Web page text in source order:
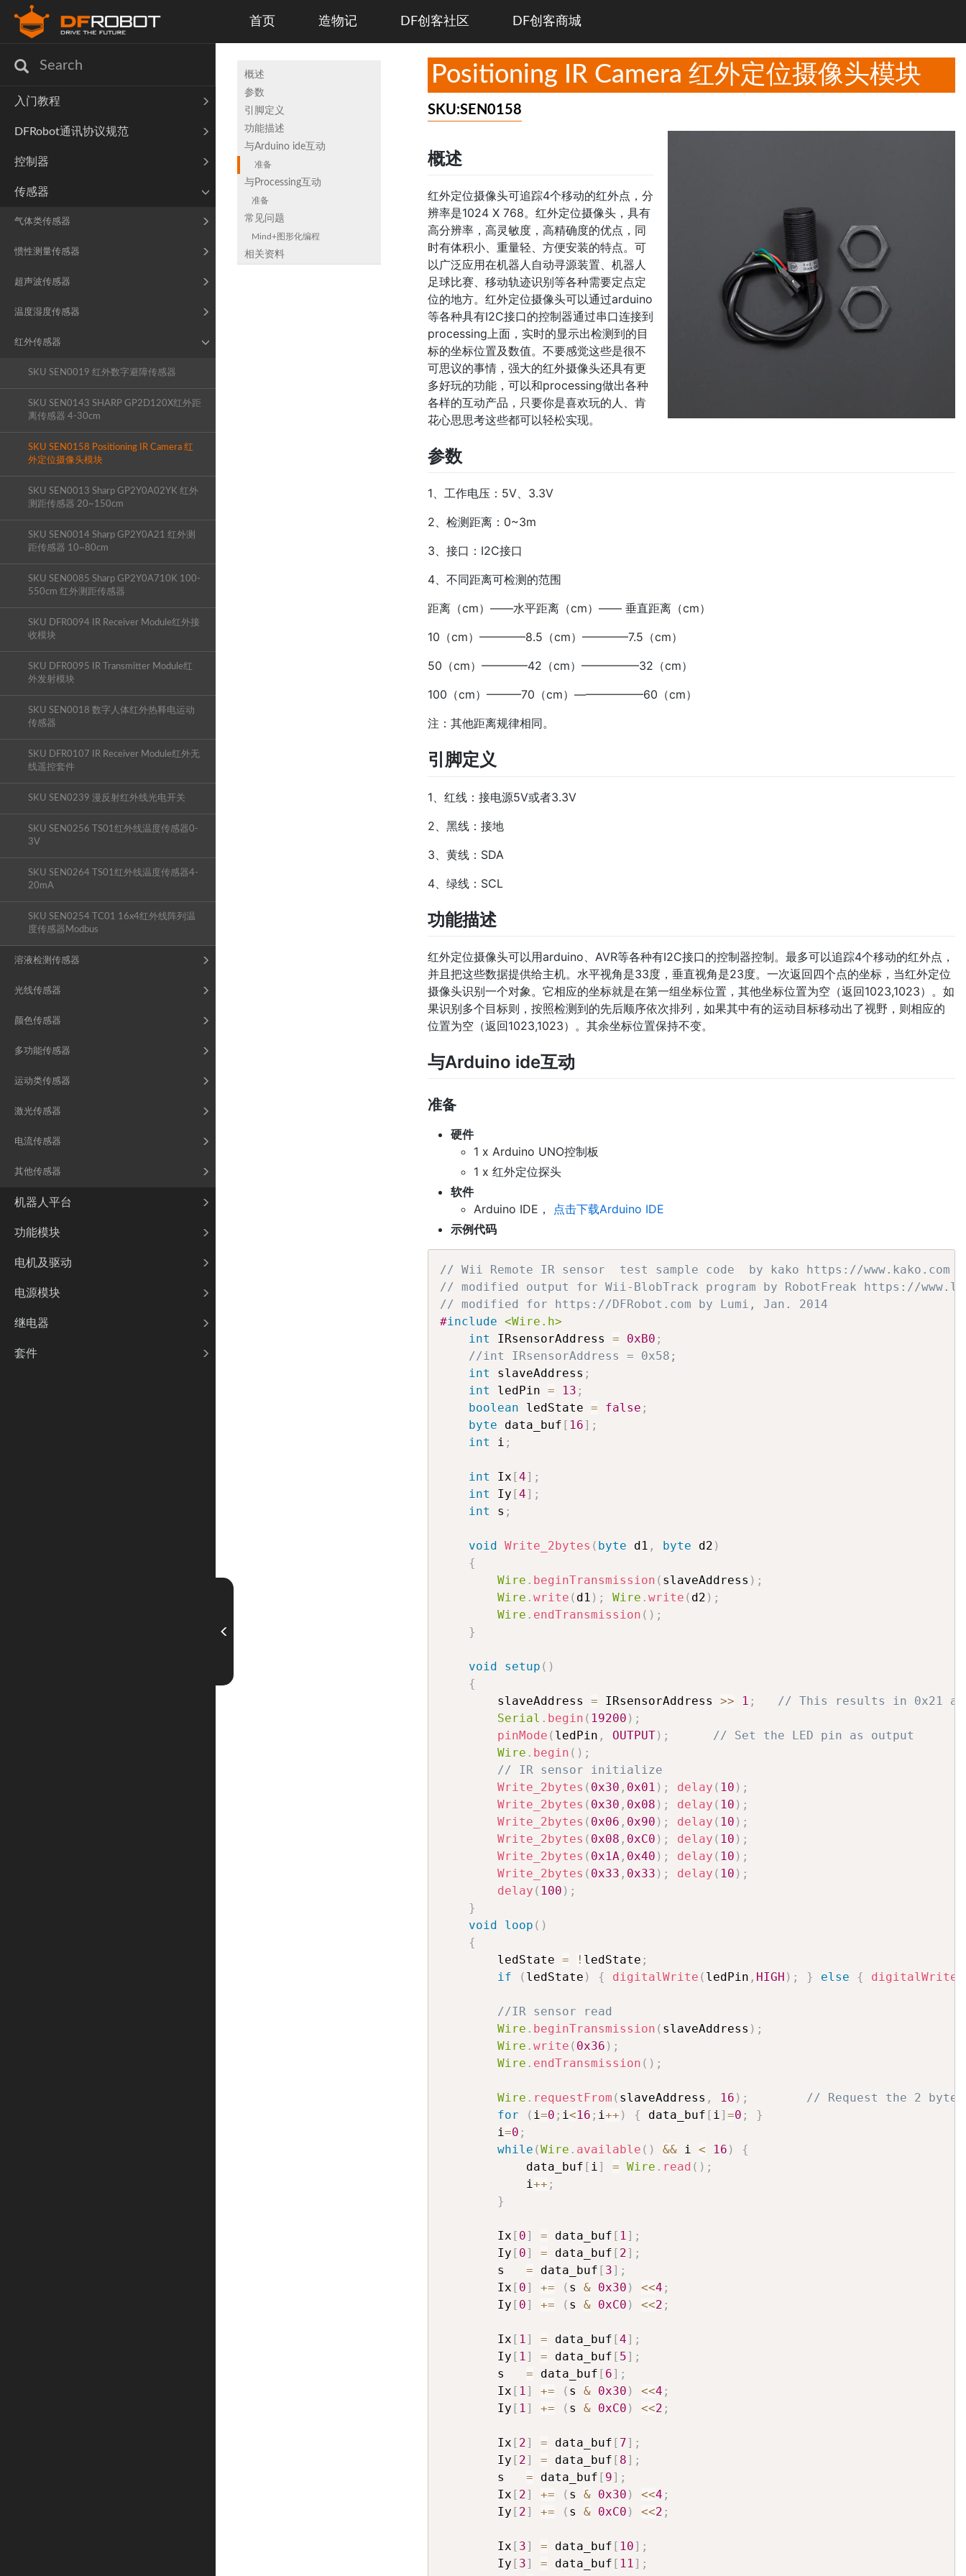
首页 造物记 DF创客社区 DF创客商城
入门教程
DFRobot通讯协议规范
控制器
传感器
气体类传感器
惯性测量传感器
超声波传感器
温度湿度传感器
红外传感器
SKU SEN0019 红外数字避障传感器
SKU SEN0143 SHARP GP2D120X红外距
离传感器 4-30cm
SKU SEN0158 Positioning IR Camera 红
外定位摄像头模块
SKU SEN0013 Sharp GP2Y0A02YK 红外
测距传感器 20~150cm
SKU SEN0014 Sharp GP2Y0A21 红外测
距传感器 10~80cm
SKU SEN0085 Sharp GP2Y0A710K 100-
550cm 红外测距传感器
SKU DFR0094 IR Receiver Module红外接
收模块
SKU DFR0095 IR Transmitter Module红
外发射模块
SKU SEN0018 数字人体红外热释电运动
传感器
SKU DFR0107 IR Receiver Module红外无
线遥控套件
SKU SEN0239 漫反射红外线光电开关
SKU SEN0256 TS01红外线温度传感器0-
3V
SKU SEN0264 TS01红外线温度传感器4-
20mA
SKU SEN0254 TC01 16x4红外线阵列温
度传感器Modbus
溶液检测传感器
光线传感器
颜色传感器
多功能传感器
运动类传感器
激光传感器
电流传感器
其他传感器
机器人平台
功能模块
电机及驱动
电源模块
继电器
套件
概述
参数
引脚定义
功能描述
与Arduino ide互动
准备
与Processing互动
准备
常见问题
Mind+图形化编程
相关资料
Positioning IR Camera 红外定位摄像头模块
SKU:SEN0158
概述
红外定位摄像头可追踪4个移动的红外点，分
辨率是1024 X 768。红外定位摄像头，具有
高分辨率，高灵敏度，高精确度的优点，同
时有体积小、重量轻、方便安装的特点。可
以广泛应用在机器人自动寻源装置、机器人
足球比赛、移动轨迹识别等各种需要定点定
位的地方。红外定位摄像头可以通过arduino
等各种具有I2C接口的控制器通过串口连接到
processing上面，实时的显示出检测到的目
标的坐标位置及数值。不要感觉这些是很不
可思议的事情，强大的红外摄像头还具有更
多好玩的功能，可以和processing做出各种
各样的互动产品，只要你是喜欢玩的人、肯
花心思思考这些都可以轻松实现。
参数
1、工作电压：5V、3.3V
2、检测距离：0~3m
3、接口：I2C接口
4、不同距离可检测的范围
距离（cm）——水平距离（cm）—— 垂直距离（cm）
10（cm）————8.5（cm）————7.5（cm）
50（cm）————42（cm）—————32（cm）
100（cm）———70（cm）——————60（cm）
注：其他距离规律相同。
引脚定义
1、红线：接电源5V或者3.3V
2、黑线：接地
3、黄线：SDA
4、绿线：SCL
功能描述
红外定位摄像头可以用arduino、AVR等各种有I2C接口的控制器控制。最多可以追踪4个移动的红外点，
并且把这些数据提供给主机。水平视角是33度，垂直视角是23度。一次返回四个点的坐标，当红外定位
摄像头识别一个对象。它相应的坐标就是在第一组坐标位置，其他坐标位置为空（返回1023,1023）。如
果识别多个目标则，按照检测到的先后顺序依次排列，如果其中有的运动目标移动出了视野，则相应的
位置为空（返回1023,1023）。其余坐标位置保持不变。
与Arduino ide互动
准备
硬件
1 x Arduino UNO控制板
1 x 红外定位探头
软件
Arduino IDE， 点击下载Arduino IDE
示例代码
// Wii Remote IR sensor  test sample code  by kako https://www.kako.com
// modified output for Wii-BlobTrack program by RobotFreak https://
// modified for https://DFRobot.com by Lumi, Jan. 2014
#include <Wire.h>
int
IRsensorAddress = 0xB0 ;
//int IRsensorAddress = 0x58;
int
slaveAddress ;
int
ledPin = 13 ;
boolean ledState = false ;
byte data_buf [ 16] ;
int
i ;
int Ix [4] ;
int
Iy [4] ;
int
s ;
void Write_2bytes ( byte d1 , byte d2 )
{
Wire . beginTransmission ( slaveAddress ) ;
Wire . write ( d1 ) ; Wire . write ( d2 ) ;
Wire . endTransmission ( ) ;
}
void setup ( )
{
		slaveAddress
= IRsensorAddress >> 1 ;
// This results in 0x21 as
Serial . begin ( 19200 ) ;
pinMode ( ledPin , OUTPUT) ;
// Set the LED pin as output
Wire . begin ( ) ;
// IR sensor initialize
Write_2bytes ( 0x30 , 0x01 ) ; delay ( 10 ) ;
Write_2bytes ( 0x30 , 0x08 ) ; delay ( 10 ) ;
Write_2bytes ( 0x06 , 0x90 ) ; delay ( 10 ) ;
Write_2bytes ( 0x08 , 0xC0 ) ; delay ( 10 ) ;
Write_2bytes ( 0x1A , 0x40 ) ; delay ( 10 ) ;
Write_2bytes ( 0x33 , 0x33 ) ; delay ( 10 ) ;
delay ( 100 ) ;
}
void
loop ( )
{
		ledState
= ! ledState ;
if
( ledState ) { digitalWrite ( ledPin , HIGH ) ; } else { digitalWrite
//IR sensor read
Wire . beginTransmission ( slaveAddress ) ;
Wire . write ( 0x36 ) ;
Wire . endTransmission ( ) ;
Wire . requestFrom ( slaveAddress , 16 ) ;
// Request the 2 byte
for
( i=0 ; i<16 ; i++ ) { data_buf [ i] =0 ;
}
		i
=0 ;
while (Wire . available ( ) && i < 16 )
{
			data_buf
[ i] = Wire . read ( ) ;
			i
++ ;
}
		Ix
[ 0] = data_buf [ 1] ;
		Iy
[ 0] = data_buf [ 2] ;
		s
= data_buf [ 3] ;
		Ix
[ 0] += ( s & 0x30 ) <<4 ;
		Iy
[ 0] += ( s & 0xC0 ) <<2 ;
		Ix
[ 1] = data_buf [4] ;
		Iy
[ 1] = data_buf [ 5] ;
		s
= data_buf [ 6] ;
		Ix
[ 1] += ( s & 0x30 ) <<4 ;
		Iy
[ 1] += ( s & 0xC0 ) <<2 ;
		Ix
[ 2] = data_buf [ 7] ;
		Iy
[ 2] = data_buf [ 8] ;
		s
= data_buf [ 9] ;
		Ix
[ 2] += ( s & 0x30 ) <<4 ;
		Iy
[ 2] += ( s & 0xC0 ) <<2 ;
		Ix
[ 3] = data_buf [ 10] ;
		Iy
[ 3] = data_buf [ 11] ;